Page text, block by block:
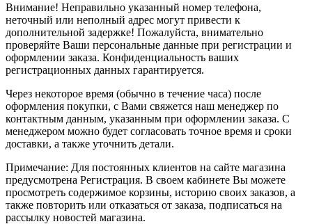
Внимание! Неправильно указанный номер телефона,
неточный или неполный адрес могут привести к
дополнительной задержке! Пожалуйста, внимательно
проверяйте Ваши персональные данные при регистрации и
оформлении заказа. Конфиденциальность ваших
регистрационных данных гарантируется.
Через некоторое время (обычно в течение часа) после
оформления покупки, с Вами свяжется наш менеджер по
контактным данным, указанным при оформлении заказа. С
менеджером можно будет согласовать точное время и сроки
доставки, а также уточнить детали.
Примечание: Для постоянных клиентов на сайте магазина
предусмотрена Регистрация. В своем кабинете Вы можете
просмотреть содержимое корзины, историю своих заказов, а
также повторить или отказаться от заказа, подписаться на
рассылку новостей магазина.